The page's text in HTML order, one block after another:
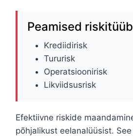
Peamised
Krediidirisk
Tururisk
Operatsioonirisk
Likviidsusrisk
Efektiivne riskide
põhjalikust eelanalüüsist.